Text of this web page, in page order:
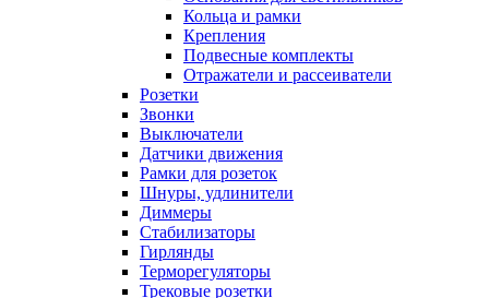
Кольца и рамки
Крепления
Подвесные комплекты
Отражатели и рассеиватели
Розетки
Звонки
Выключатели
Датчики движения
Рамки для розеток
Шнуры, удлинители
Диммеры
Стабилизаторы
Гирлянды
Терморегуляторы
Трековые розетки